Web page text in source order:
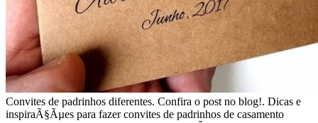
Convites de padrinhos diferentes. Confira o post no blog!. Dicas e
inspiraÃ§Ãµes para fazer convites de padrinhos de casamento